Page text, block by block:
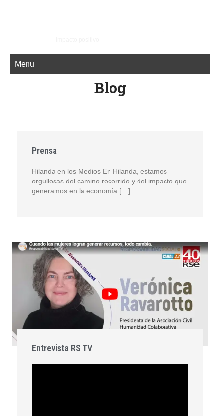
Menu
Blog
Prensa
Hilanda en los Medios En Hilanda, estamos
orgullosas del camino recorrido y del impacto que
generamos en la economía […]
Entrevista RS TV